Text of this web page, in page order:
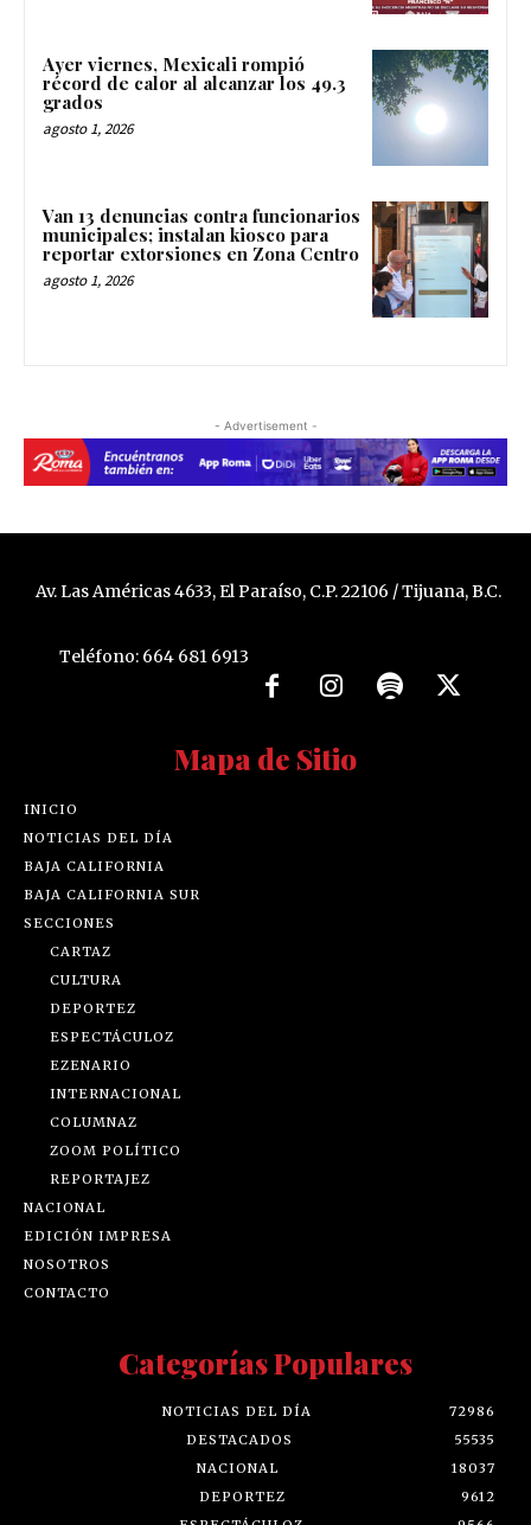
Ayer viernes, Mexicali rompió
récord de calor al alcanzar los 49.3
grados
agosto 1, 2026
Van 13 denuncias contra funcionarios
municipales; instalan kiosco para
reportar extorsiones en Zona Centro
agosto 1, 2026
- Advertisement -
Av. Las Américas 4633, El Paraíso, C.P. 22106 / Tijuana, B.C.
Teléfono: 664 681 6913
Mapa de Sitio
INICIO
NOTICIAS DEL DÍA
BAJA CALIFORNIA
BAJA CALIFORNIA SUR
SECCIONES
CARTAZ
CULTURA
DEPORTEZ
ESPECTÁCULOZ
EZENARIO
INTERNACIONAL
COLUMNAZ
ZOOM POLÍTICO
REPORTAJEZ
NACIONAL
EDICIÓN IMPRESA
NOSOTROS
CONTACTO
Categorías Populares
NOTICIAS DEL DÍA
72986
DESTACADOS
55535
NACIONAL
18037
DEPORTEZ
9612